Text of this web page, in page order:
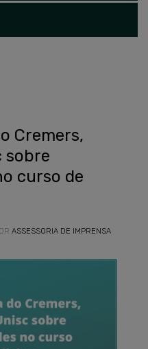
Cremers,
sobre
curso de
ASSESSORIA DE IMPRENSA